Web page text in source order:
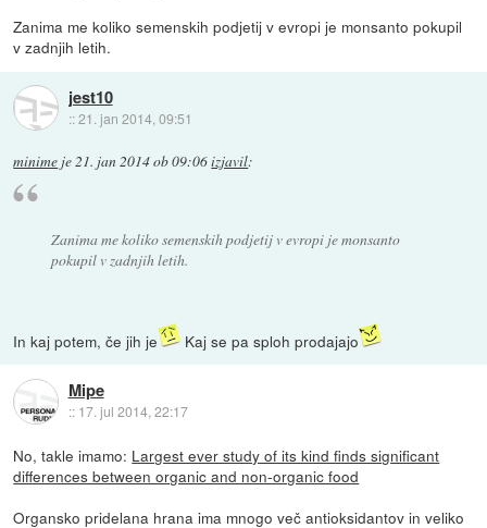
Zanima me koliko semenskih podjetij v evropi je monsanto pokupil
v zadnjih letih.
jest10
::21. jan 2014, 09:51
minime je21. jan 2014 ob 09:06izjavil:
Zanima me koliko semenskih podjetij v evropi je monsanto
pokupil v zadnjih letih.
In kaj potem, če jih je Kaj se pa sploh prodajajo
Mipe
:: 17. jul 2014, 22:17
No, takle imamo: Largest ever study of its kind finds significant
differences between organic and non-organic food
Organsko pridelana hrana ima mnogo več antioksidantov in veliko